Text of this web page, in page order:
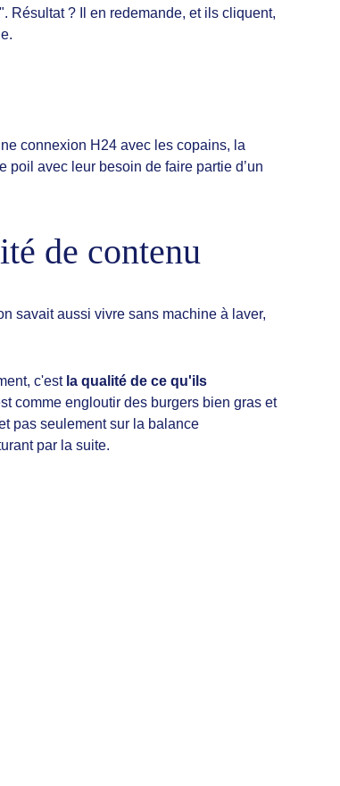
Résultat ? Il en redemande, et ils cliquent,
connexion H24 avec les copains, la
avec leur besoin de faire partie d’un
de contenu
savait aussi vivre sans machine à laver,
c'est la qualité de ce qu'ils
comme engloutir des burgers bien gras et
pas seulement sur la balance
par la suite.